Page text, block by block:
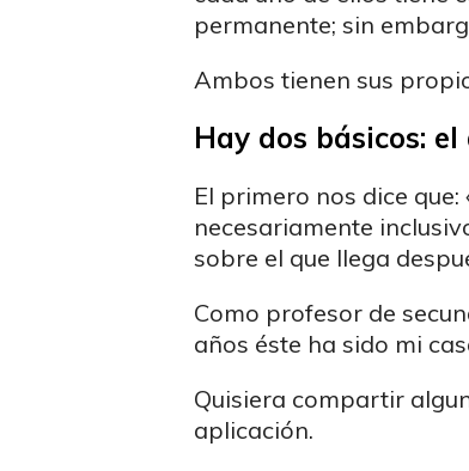
permanente; sin
Ambos tienen sus
Hay dos básicos: el
El primero nos dice
necesariamente
sobre el que llega
Como profesor de
años éste ha sido mi
Quisiera compartir
aplicación.